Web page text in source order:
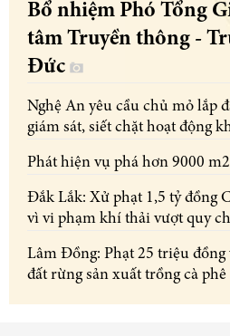
Bổ nhiệm Phó Tổng
tâm Truyền thông -
Đức
Nghệ An yêu cầu chủ mỏ lắp
giám sát, siết chặt hoạt động
Đắk Lắk: Xử phạt 1,5 tỷ đồng
vì vi phạm khí thải vượt quy
Lâm Đồng: Phạt 25 triệu đồng
đất rừng sản xuất trồng cà phê